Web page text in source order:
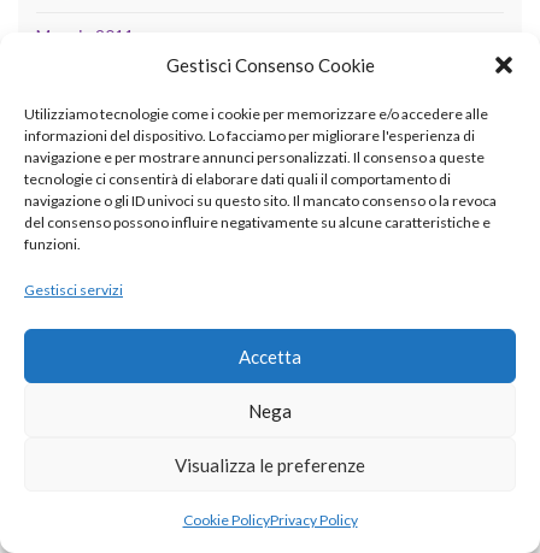
Gestisci Consenso Cookie
Utilizziamo tecnologie come i cookie per memorizzare e/o accedere alle
informazioni del dispositivo. Lo facciamo per migliorare l'esperienza di
navigazione e per mostrare annunci personalizzati. Il consenso a queste
tecnologie ci consentirà di elaborare dati quali il comportamento di
navigazione o gli ID univoci su questo sito. Il mancato consenso o la revoca
del consenso possono influire negativamente su alcune caratteristiche e
funzioni.
Gestisci servizi
Accetta
Nega
Visualizza le preferenze
Cookie PolicyPrivacy Policy
Maggio 2011
Marzo 2011
Febbraio 2011
Gennaio 2011